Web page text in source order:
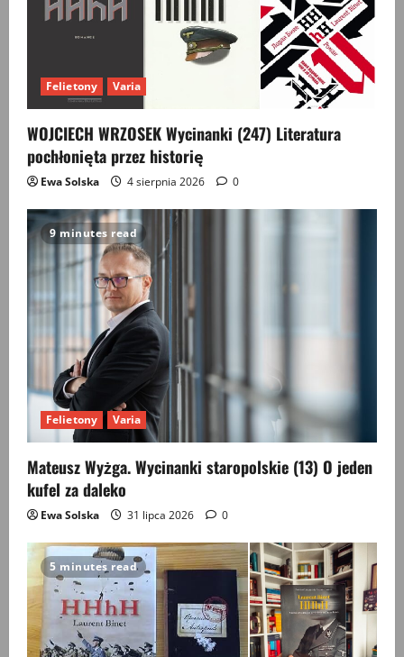
t
i
o
n
Felietony Varia
WOJCIECH WRZOSEK Wycinanki (247) Literatura
pochłonięta przez historię
Ewa Solska 4 sierpnia 2026 0
9 minutes read
Felietony Varia
Mateusz Wyżga. Wycinanki staropolskie (13) O jeden
kufel za daleko
Ewa Solska 31 lipca 2026 0
5 minutes read